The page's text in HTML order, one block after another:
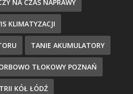
NA CZAS NAPRAWY
KLIMATYZACJI
TANIE AKUMULATORY
TŁOKOWY POZNAŃ
KÓŁ ŁÓDŹ